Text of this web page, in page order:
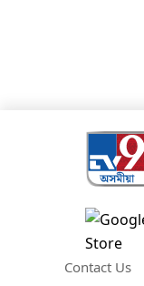
Contact Us